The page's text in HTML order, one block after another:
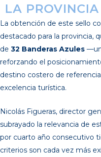
LA
La obtención de este sello
destacado para la provincia,
de 32 Banderas Azules
reforzando el
destino costero de
excelencia turística.
Nicolás Figueras, director
subrayado la relevancia de
por cuarto año consecutivo
criterios son cada vez más